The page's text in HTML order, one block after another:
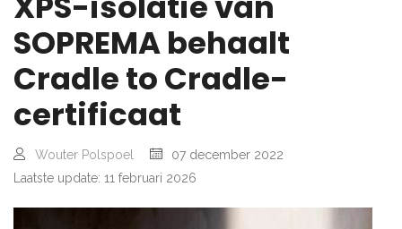
SOPREMA behaalt
Cradle to Cradle-
certificaat
Wouter Polspoel
07 december 2022
Laatste update: 11 februari 2026